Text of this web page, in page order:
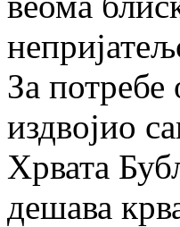
За потребе
издвојио
Хрвата
дешава